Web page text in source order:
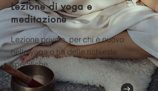
Lezione di yoga e
meditazione
Lezione privata, per chi è nuovo
nello yoga o ha delle richieste
specifiche